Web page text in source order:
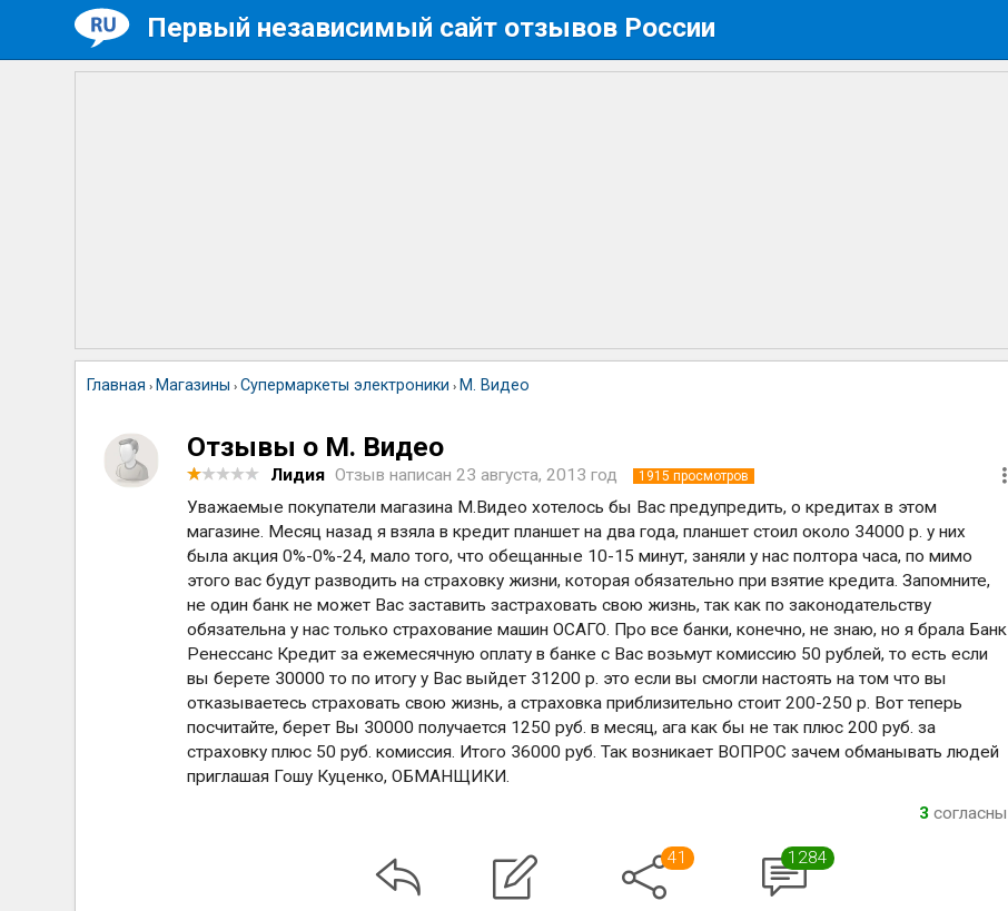
Первый независимый сайт отзывов России
Главная › Магазины ›Супермаркеты электроники › М. Видео
Отзывы о М. Видео
Лидия Отзыв написан23 августа, 2013 год 1915 просмотров
Уважаемые покупатели магазина М.Видео хотелось бы Вас предупредить, о кредитах в этом
магазине. Месяц назад я взяла в кредит планшет на два года, планшет стоил около 34000 р. у них
была акция 0%-0%-24, мало того, что обещанные 10-15 минут, заняли у нас полтора часа, по мимо
этого вас будут разводить на страховку жизни, которая обязательно при взятие кредита. Запомните,
не один банк не может Вас заставить застраховать свою жизнь, так как по законодательству
обязательна у нас только страхование машин ОСАГО. Про все банки, конечно, не знаю, но я брала Банк
Ренессанс Кредит за ежемесячную оплату в банке с Вас возьмут комиссию 50 рублей, то есть если
вы берете 30000 то по итогу у Вас выйдет 31200 р. это если вы смогли настоять на том что вы
отказываетесь страховать свою жизнь, а страховка приблизительно стоит 200-250 р. Вот теперь
посчитайте, берет Вы 30000 получается 1250 руб. в месяц, ага как бы не так плюс 200 руб. за
страховку плюс 50 руб. комиссия. Итого 36000 руб. Так возникает ВОПРОС зачем обманывать людей
приглашая Гошу Куценко, ОБМАНЩИКИ.
3согласны
41 1284